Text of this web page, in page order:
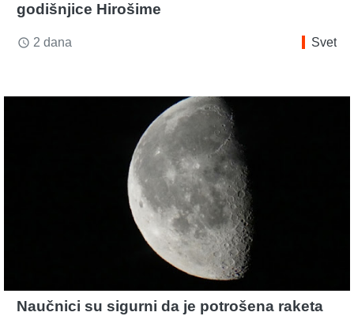
godišnjice Hirošime
access_time 2 dana Svet
Naučnici su sigurni da je potrošena raketa